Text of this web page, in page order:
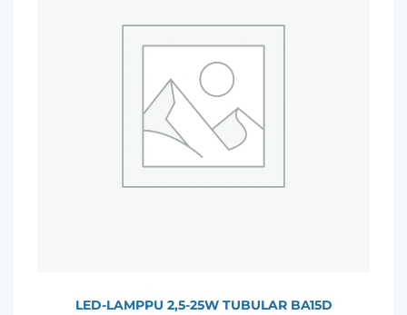
LED-LAMPPU 2,5-25W TUBULAR BA15D